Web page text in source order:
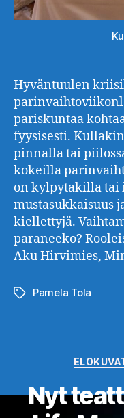
Hyväntuulen
pariskuntaa
fyysisesti.
pinnalla tai
kokeilla
on kylpytakilla tai
mustasukkaisuus
kiellettyjä.
paraneeko?
Aku Hirvimies,
Avainsanat
Pamela Tola
Nyt